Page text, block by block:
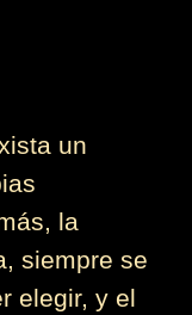
un
la
siempre se
elegir, y el